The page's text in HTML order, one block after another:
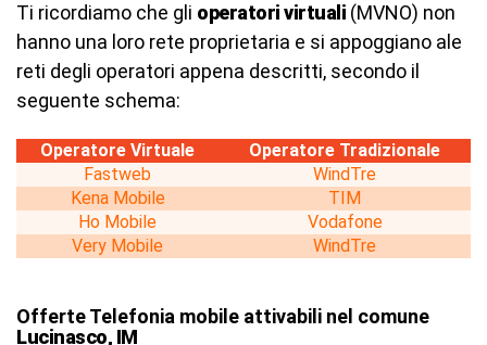
Ti ricordiamo che gli operatori virtuali (MVNO) non
hanno una loro rete proprietaria e si appoggiano ale
reti degli operatori appena descritti, secondo il
seguente schema:
Operatore Virtuale
Operatore Tradizionale
Fastweb
WindTre
Kena Mobile
TIM
Ho Mobile
Vodafone
Very Mobile
WindTre
Offerte Telefonia mobile attivabili nel comune
Lucinasco, IM